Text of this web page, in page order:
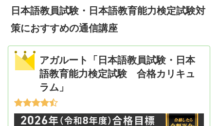
日本語教員試験・日本語教育能力検定試験対
策におすすめの通信講座
アガルート「日本語教員試験・日本
語教育能力検定試験 合格カリキュ
ラム」